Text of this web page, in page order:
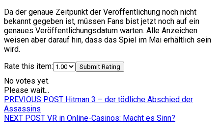
Da der genaue Zeitpunkt der Veröffentlichung noch nicht
bekannt gegeben ist, müssen Fans bist jetzt noch auf ein
genaues Veröffentlichungsdatum warten. Alle Anzeichen
weisen aber darauf hin, dass das Spiel im Mai erhältlich sein
wird.
Rate this item:
Submit Rating
No votes yet.
Please wait...
Beitrags-
Navigation
PREVIOUS POST Previous
Hitman 3 – der tödliche Abschied der
Assassins
NEXT POST Next
VR in Online-Casinos: Macht es Sinn?